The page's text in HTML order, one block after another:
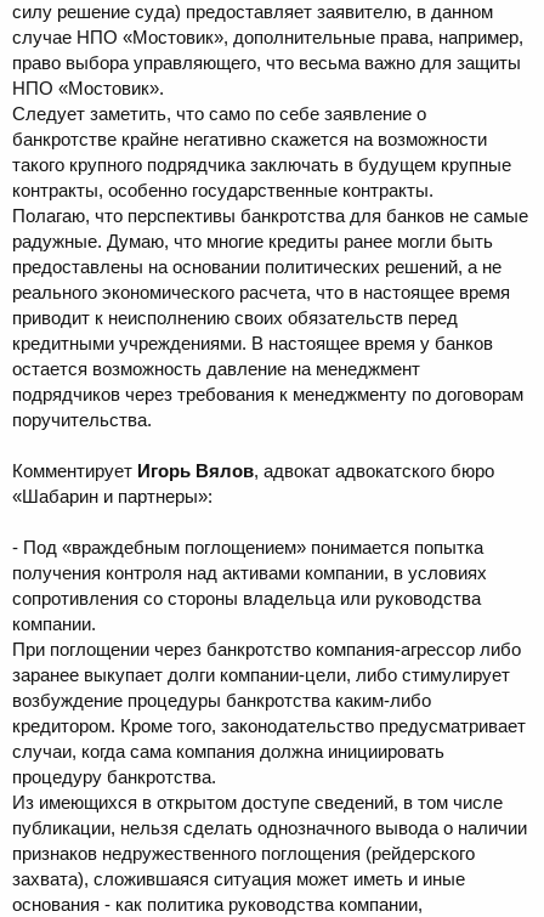
силу решение суда) предоставляет заявителю, в данном
случае НПО «Мостовик», дополнительные права, например,
право выбора управляющего, что весьма важно для защиты
НПО «Мостовик».
Следует заметить, что само по себе заявление о
банкротстве крайне негативно скажется на возможности
такого крупного подрядчика заключать в будущем крупные
контракты, особенно государственные контракты.
Полагаю, что перспективы банкротства для банков не самые
радужные. Думаю, что многие кредиты ранее могли быть
предоставлены на основании политических решений, а не
реального экономического расчета, что в настоящее время
приводит к неисполнению своих обязательств перед
кредитными учреждениями. В настоящее время у банков
остается возможность давление на менеджмент
подрядчиков через требования к менеджменту по договорам
поручительства.
Комментирует Игорь Вялов, адвокат адвокатского бюро
«Шабарин и партнеры»:
- Под «враждебным поглощением» понимается попытка
получения контроля над активами компании, в условиях
сопротивления со стороны владельца или руководства
компании.
При поглощении через банкротство компания-агрессор либо
заранее выкупает долги компании-цели, либо стимулирует
возбуждение процедуры банкротства каким-либо
кредитором. Кроме того, законодательство предусматривает
случаи, когда сама компания должна инициировать
процедуру банкротства.
Из имеющихся в открытом доступе сведений, в том числе
публикации, нельзя сделать однозначного вывода о наличии
признаков недружественного поглощения (рейдерского
захвата), сложившаяся ситуация может иметь и иные
основания - как политика руководства компании,